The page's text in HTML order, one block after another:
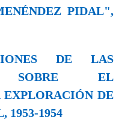
PIDAL",
DE LAS
SOBRE EL
DE
1953-1954